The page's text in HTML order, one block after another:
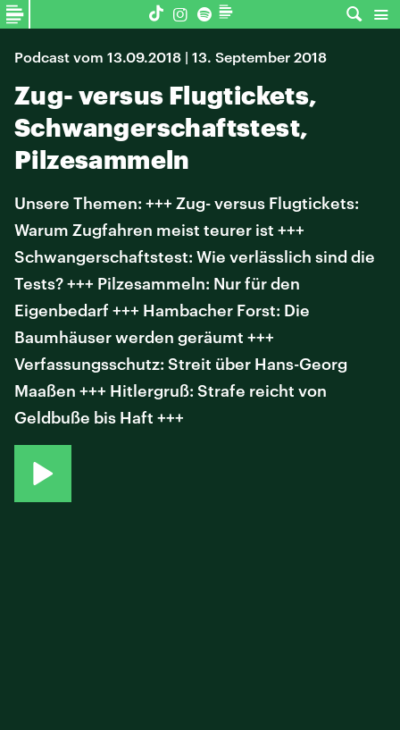
Podcast vom 13.09.2018 | 13. September 2018
Zug- versus Flugtickets,
Schwangerschaftstest,
Pilzesammeln
Unsere Themen: +++ Zug- versus Flugtickets:
Warum Zugfahren meist teurer ist +++
Schwangerschaftstest: Wie verlässlich sind die
Tests? +++ Pilzesammeln: Nur für den
Eigenbedarf +++ Hambacher Forst: Die
Baumhäuser werden geräumt +++
Verfassungsschutz: Streit über Hans-Georg
Maaßen +++ Hitlergruß: Strafe reicht von
Geldbuße bis Haft +++